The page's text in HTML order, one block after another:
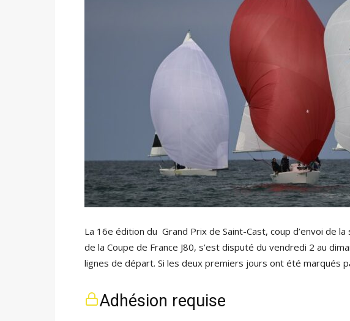
La 16e édition du Grand Prix de Saint-Cast, coup d’envoi de
de la Coupe de France J80, s’est disputé du vendredi 2 au
lignes de départ. Si les deux premiers jours ont été marqués
Adhésion requise